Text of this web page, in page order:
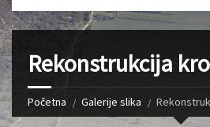
Rekonstrukcija
Početna Galerije slika